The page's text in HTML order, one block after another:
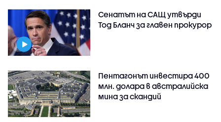
Сенатът на САЩ утвърди
Тод Бланч за главен прокурор
Пентагонът инвестира 400
млн. долара в австралийска
мина за скандий